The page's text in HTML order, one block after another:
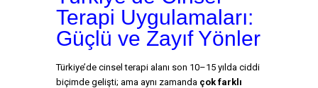
Terapi Uygulamaları:
Güçlü ve Zayıf Yönler
Türkiye’de cinsel terapi alanı son 10–15 yılda ciddi
biçimde gelişti; ama aynı zamanda çok farklı